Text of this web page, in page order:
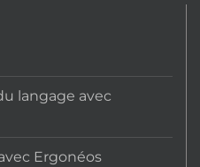
langage avec
Ergonéos